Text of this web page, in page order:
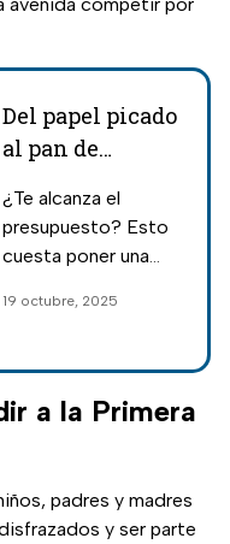
Del papel picado
al pan de
el precio real de
poner la
de Muertos en
¿Te alcanza el
presupuesto? Esto
cuesta poner una
para honrar a tus
se adelantaron.
19 octubre, 2025
a la Primera
padres y madres
y ser parte